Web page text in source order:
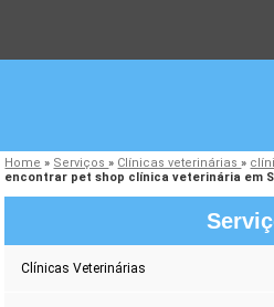
Home » Serviços» Clínicas veterinárias»
encontrar pet shop clínica veterinária em
Clínicas Veterinárias